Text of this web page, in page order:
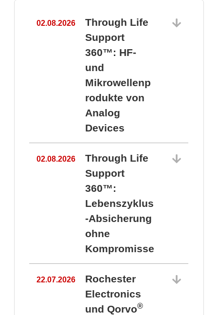
02.08.2026
Through Life
Support
360™: HF-
und
Mikrowellenp
rodukte von
Analog
Devices
02.08.2026
Through Life
Support
360™:
Lebenszyklus
-Absicherung
ohne
Kompromisse
22.07.2026
Rochester
Electronics
und Qorvo®